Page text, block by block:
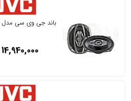
باند جی وی سی مدل CS-HX7158
14,940,000